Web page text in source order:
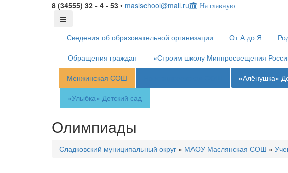
8 (34555) 32 - 4 - 53 • maslschool@mail.ru На главную
Сведения об образовательной организации От А до Я
Обращения граждан
«Строим школу Минпросвещения
Менжинская СОШ
«Алёнушка»
«Улыбка» Детский сад
Олимпиады
Сладковский муниципальный округ » МАОУ Маслянская СОШ »